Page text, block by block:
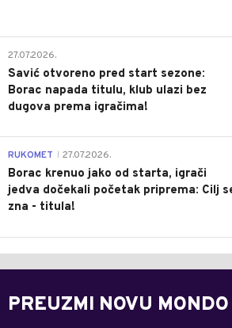
27.07.2026.
Savić otvoreno pred start sezone:
Borac napada titulu, klub ulazi bez
dugova prema igračima!
RUKOMET 27.07.2026.
Borac krenuo jako od starta, igrači
jedva dočekali početak priprema: Cilj
zna - titula!
PREUZMI NOVU